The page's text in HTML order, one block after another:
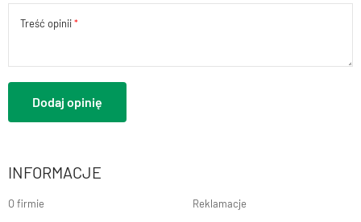
Treść opinii
Dodaj opinię
INFORMACJE
O firmie Reklamacje